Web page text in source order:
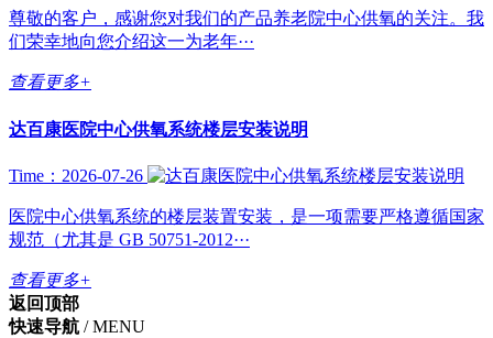
尊敬的客户，感谢您对我们的产品养老院中心供氧的关注。我
们荣幸地向您介绍这一为老年···
查看更多+
达百康医院中心供氧系统楼层安装说明
Time：2026-07-26
医院中心供氧系统的楼层装置安装，是一项需要严格遵循国家
规范（尤其是 GB 50751-2012···
查看更多+
返回顶部
快速导航 / MENU